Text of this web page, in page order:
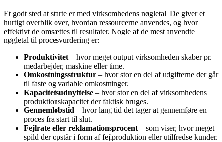
Et godt sted at starte er med virksomhedens nøgletal. De giver et
hurtigt overblik over, hvordan ressourcerne anvendes, og hvor
effektivt de omsættes til resultater. Nogle af de mest anvendte
nøgletal til procesvurdering er:
Produktivitet – hvor meget output virksomheden skaber pr.
medarbejder, maskine eller time.
Omkostningsstruktur – hvor stor en del af udgifterne der går
til faste og variable omkostninger.
Kapacitetsudnyttelse – hvor stor en del af virksomhedens
produktionskapacitet der faktisk bruges.
Gennemløbstid – hvor lang tid det tager at gennemføre en
proces fra start til slut.
Fejlrate eller reklamationsprocent – som viser, hvor meget
spild der opstår i form af fejlproduktion eller utilfredse kunder.